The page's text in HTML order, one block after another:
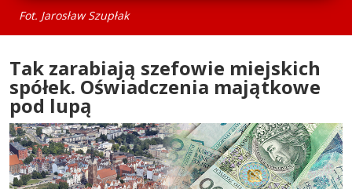
Fot. Jarosław Szupłak
Tak zarabiają szefowie miejskich
spółek. Oświadczenia majątkowe
pod lupą